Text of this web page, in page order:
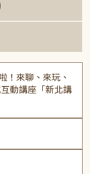
！來聊、來玩、
動講座「新北講